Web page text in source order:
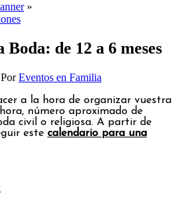
»
de 12 a 6 meses
Por Eventos en Familia
a la hora de organizar vuestra
número aproximado de
civil o religiosa. A partir de
este calendario para una